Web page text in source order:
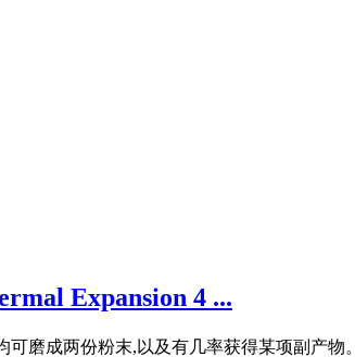
Expansion 4 ...
磨成两份粉末,以及有几率获得某项副产